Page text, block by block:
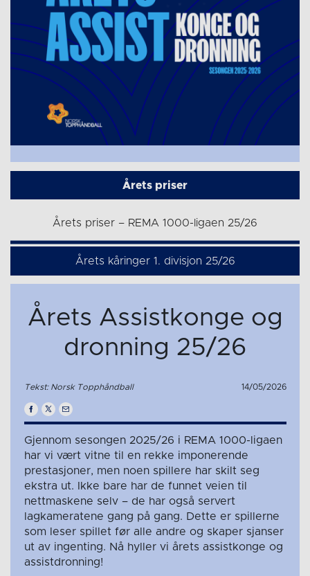
Årets priser
Årets priser – REMA 1000-ligaen 25/26
Årets kåringer 1. divisjon 25/26
Årets Assistkonge og
dronning 25/26
Tekst: Norsk Topphåndball 14/05/2026
Gjennom sesongen 2025/26 i REMA 1000-ligaen
har vi vært vitne til en rekke imponerende
prestasjoner, men noen spillere har skilt seg
ekstra ut. Ikke bare har de funnet veien til
nettmaskene selv – de har også servert
lagkameratene gang på gang. Dette er spillerne
som leser spillet før alle andre og skaper sjanser
ut av ingenting. Nå hyller vi årets assistkonge og
assistdronning!